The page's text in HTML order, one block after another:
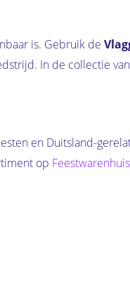
is. Gebruik de
In de collectie van
en Duitsland-
op